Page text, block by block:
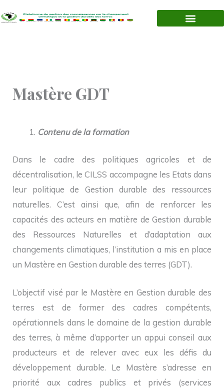
au
Mastère GDT
Contenu de la formation
Dans le cadre des politiques agricoles et de
décentralisation, le CILSS accompagne les Etats dans
leur politique de Gestion durable des ressources
naturelles. C’est ainsi que, afin de renforcer les
capacités des acteurs en matière de Gestion durable
des Ressources Naturelles et d’adaptation aux
changements climatiques, l’institution a mis en place
un Mastère en Gestion durable des terres (GDT).
L’objectif visé par le Mastère en Gestion durable des
terres est de former des cadres compétents,
opérationnels dans le domaine de la gestion durable
des terres, à même d’apporter un appui conseil aux
producteurs et de relever avec eux les défis du
développement durable. Le Mastère s’adresse en
priorité aux cadres publics et privés (services